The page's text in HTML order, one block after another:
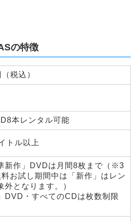
の特徴
税込）
本レンタル可能
トル以上
新作」DVDは月間8枚まで（※3
お試し期間中は「新作」はレン
外となります。）
DVD・すべてのCDは枚数制限